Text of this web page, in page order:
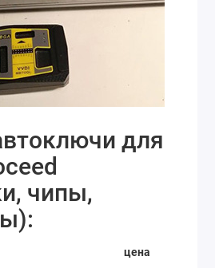
для
чипы,
цена